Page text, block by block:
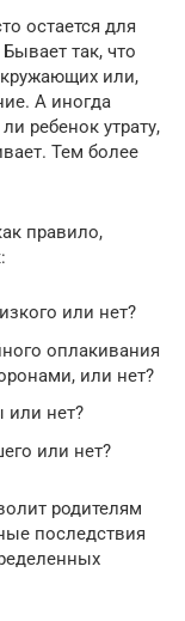
остается для
так, что
или,
А иногда
ребенок утрату,
Тем более
правило,
или нет?
оплакивания
или нет?
или нет?
или нет?
родителям
последствия